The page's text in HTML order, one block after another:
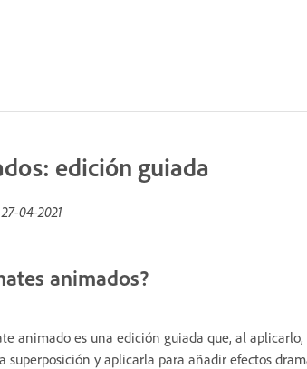
edición guiada
27-04-2021
animados?
animado es una edición guiada que, al
superposición y aplicarla para añadir efectos